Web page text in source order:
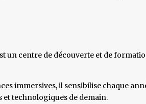
un centre de découverte et de
immersives, il sensibilise chaque
et technologiques de demain.